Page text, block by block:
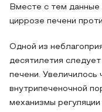
Вместе с тем данные
циррозе печени
Одной из
десятилетия
печени. Увеличилось
внутрипеченочной
механизмы